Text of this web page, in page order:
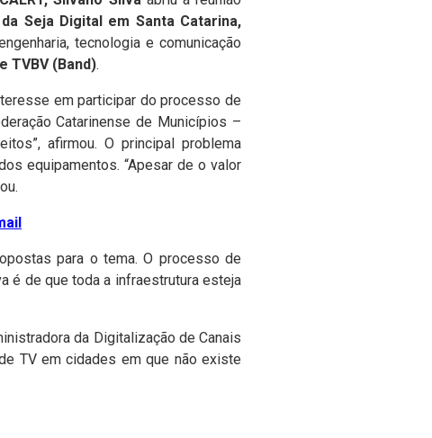
Seja Digital em Santa Catarina,
tecnologia e comunicação
TVBV (Band).
em participar do processo de
Catarinense de Municípios –
afirmou. O principal problema
equipamentos. “Apesar de o valor
para o tema. O processo de
é de que toda a infraestrutura esteja
da Digitalização de Canais
TV em cidades em que não existe